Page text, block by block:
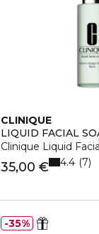
CLINIQUE
LIQUID FACIAL
Clinique Liquid
35,00 € 4.4 7
35%